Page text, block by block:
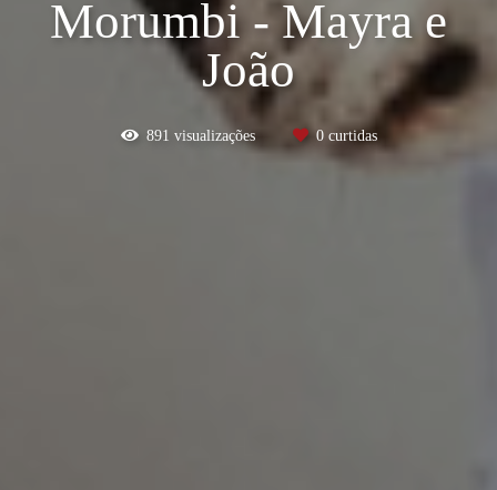
Morumbi - Mayra e
João
891 visualizações 0curtidas